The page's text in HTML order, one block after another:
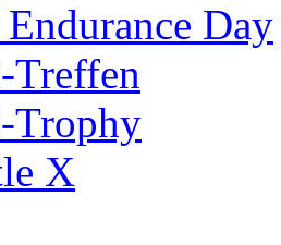
Day
Treffen
Trophy
X